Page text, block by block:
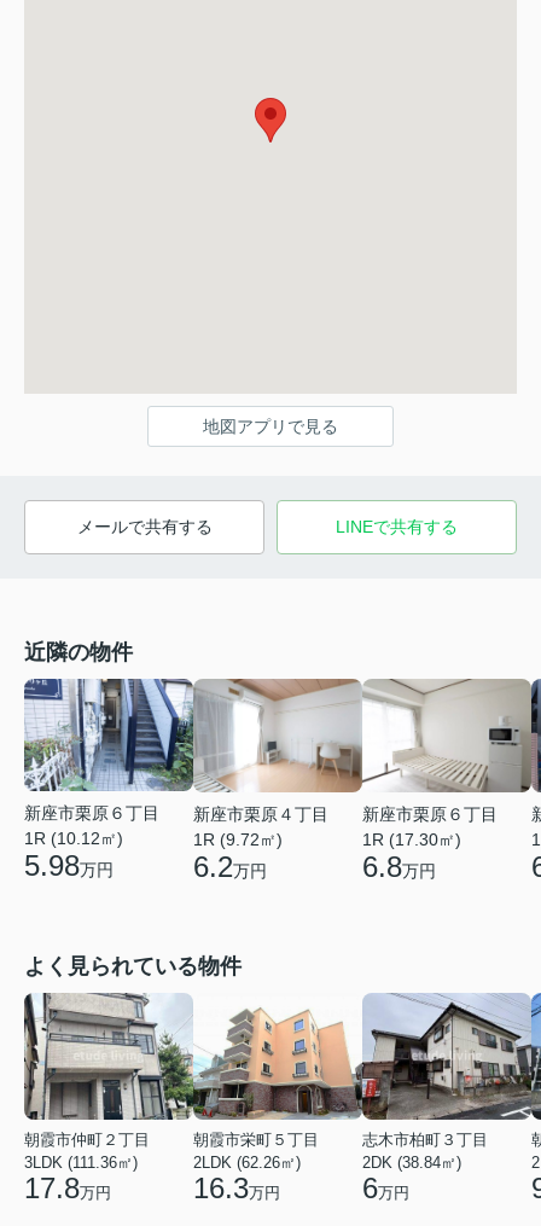
地図アプリで見る
メールで共有する LINEで共有する
近隣の物件
新座市栗原６丁目
1R (10.12㎡)
5.98万円
新座市栗原４丁目
1R (9.72㎡)
6.2万円
新座市栗原６丁目
1R (17.30㎡)
6.8万円
よく見られている物件
朝霞市仲町２丁目
3LDK (111.36㎡)
17.8万円
朝霞市栄町５丁目
2LDK (62.26㎡)
16.3万円
志木市柏町３丁目
2DK (38.84㎡)
6万円